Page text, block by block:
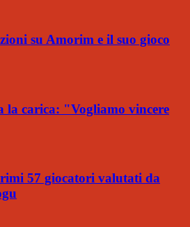
su Amorim e il suo gioco
la carica: "Vogliamo vincere
57 giocatori valutati da